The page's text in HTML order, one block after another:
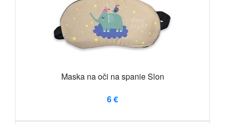
Maska na oči na spanie Slon
6 €